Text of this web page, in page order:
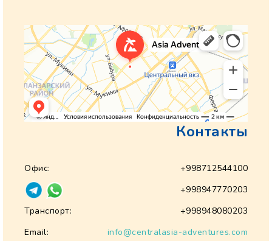
Контакты
Офис:
+998712544100
+998947770203
Транспорт:
+998948080203
Email:
info@centralasia-adventures.com